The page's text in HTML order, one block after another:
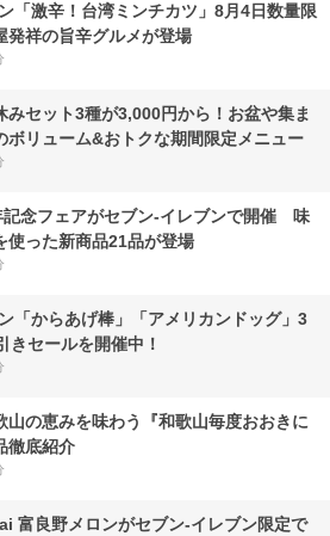
「激辛！台湾ミンチカツ」8月4日数量限
発祥の旨辛グルメが登場
みセット3種が3,000円から！お盆や集ま
ボリューム&おトクな期間限定メニュー
記念フェアがセブン-イレブンで開催 味
使った新商品21品が登場
「からあげ棒」「アメリカンドッグ」3
きセールを開催中！
山の恵みを味わう『和歌山毎度おおきに
徹底紹介
富良野メロンがセブン‐イレブン限定で